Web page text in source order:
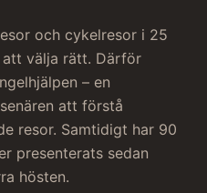
och cykelresor i 25
välja rätt. Därför
– en
att förstå
resor. Samtidigt har 90
presenterats sedan
hösten.